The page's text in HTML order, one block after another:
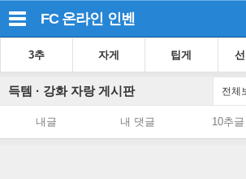
FC 온라인 인벤
3추 자게 팁게
득템 · 강화 자랑 게시판 전체
내글 내 댓글 10추글